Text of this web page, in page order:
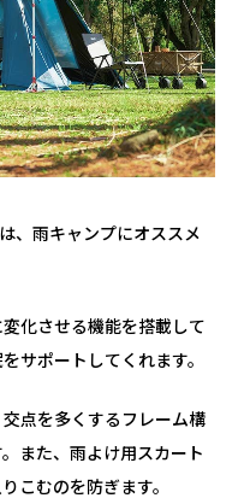
、雨キャンプにオススメ
化させる機能を搭載して
サポートしてくれます。
点を多くするフレーム構
また、雨よけ用スカート
こむのを防ぎます。